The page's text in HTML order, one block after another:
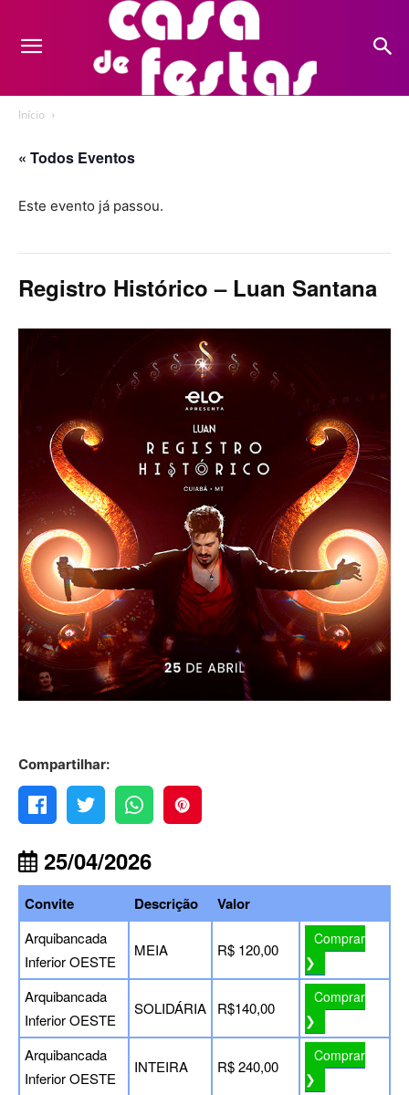
Início
« Todos Eventos
Este evento já passou.
Registro Histórico – Luan Santana
Compartilhar:
25/04/2026
Convite Descrição Valor
Arquibancada
Inferior OESTE
MEIA R$ 120,00
Comprar
❯
Arquibancada
Inferior OESTE
SOLIDÁRIA R$140,00
Comprar
❯
Arquibancada
Inferior OESTE
INTEIRA R$ 240,00
Comprar
❯